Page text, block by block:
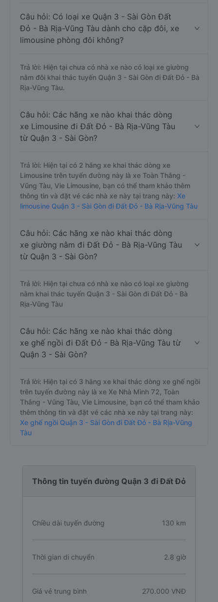
Câu hỏi: Có loại xe Quận 3 - Sài Gòn Đất
Đỏ - Bà Rịa-Vũng Tàu dành cho cặp đôi, xe
limousine phòng đôi không?
Trả lời: Hiện tại chưa có nhà xe nào có loại xe giường
nằm đôi khai thác tuyến Quận 3 - Sài Gòn đi Đất Đỏ - Bà
Rịa-Vũng Tàu.
Câu hỏi: Các hãng xe nào khai thác dòng
xe Limousine đi Đất Đỏ - Bà Rịa-Vũng Tàu
từ Quận 3 - Sài Gòn?
Trả lời: Hiện tại có 2 hãng xe khai thác dòng xe
Limousine trên tuyến đường này là xe Toàn Thắng -
Vũng Tàu, Vie Limousine, bạn có thể tham khảo thêm
thông tin và đặt vé các nhà xe này tại trang này: Xe
limousine Quận 3 - Sài Gòn đi Đất Đỏ - Bà Rịa-Vũng Tàu
Câu hỏi: Các hãng xe nào khai thác dòng
xe giường nằm đi Đất Đỏ - Bà Rịa-Vũng Tàu
từ Quận 3 - Sài Gòn?
Trả lời: Hiện tại chưa có nhà xe nào có loại xe giường
nằm khai thác tuyến Quận 3 - Sài Gòn đi Đất Đỏ - Bà
Rịa-Vũng Tàu
Câu hỏi: Các hãng xe nào khai thác dòng
xe ghế ngồi đi Đất Đỏ - Bà Rịa-Vũng Tàu từ
Quận 3 - Sài Gòn?
Trả lời: Hiện tại có 3 hãng xe khai thác dòng xe ghế ngồi
trên tuyến đường này là xe Xe Nhà Mình 72, Toàn
Thắng - Vũng Tàu, Vie Limousine, bạn có thể tham khảo
thêm thông tin và đặt vé các nhà xe này tại trang này:
Xe ghế ngồi Quận 3 - Sài Gòn đi Đất Đỏ - Bà Rịa-Vũng
Tàu
Thông tin tuyến đường Quận 3 đi Đất Đỏ
Chiều dài tuyến đường 130 km
Thời gian di chuyển 2.8 giờ
Giá vé trung bình 270.000 VNĐ